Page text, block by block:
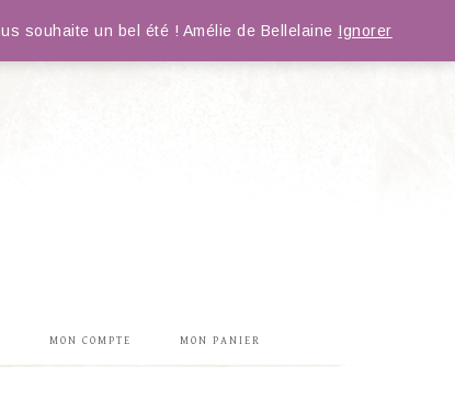
MON COMPTE MON PANIER
souhaite un bel été ! Amélie de Bellelaine Ignorer